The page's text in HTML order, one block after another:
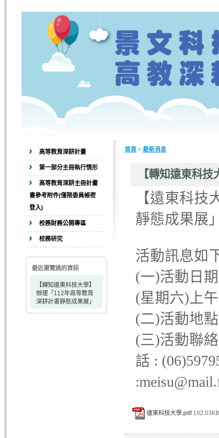
高等教育深耕計畫
第一部分主冊執行情形
高等教育深耕主冊計畫
書參考附件(僅限委員帳密
登入)
校務財務公開專區
校務研究
最近瀏覽過的資訊
【轉知遠東科技大學】
辦理「112年高等教育
深耕計畫靜態成果展」
首頁 > 最新消息
【轉知遠東科
【遠東科技
靜態成果展
活動訊息如
(一)活動日
(星期六)上
(二)活動地
(三)活動聯
話 :
:
遠東科技大學.pdf